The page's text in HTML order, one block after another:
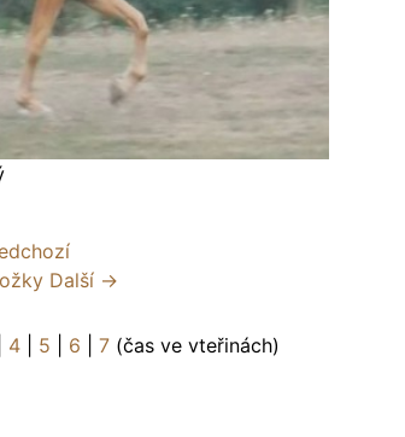
Další →
4| 5 6 7(čas ve vteřinách)